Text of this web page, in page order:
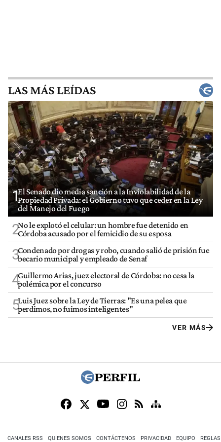
LAS MÁS LEÍDAS
1El Senado dio media sanción a la Inviolabilidad de la
Propiedad Privada: el Gobierno tuvo que ceder en la Ley
del Manejo del Fuego
2No le explotó el celular: un hombre fue detenido en
Córdoba acusado por el femicidio de su esposa
3Condenado por drogas y robo, cuando salió de prisión fue
becario municipal y empleado de Senaf
4Guillermo Arias, juez electoral de Córdoba: no cesa la
polémica por el concurso
5Luis Juez sobre la Ley de Tierras: "Es una pelea que
perdimos, no fuimos inteligentes"
VER MÁS
CANALES RSS QUIENES SOMOS CONTÁCTENOS PRIVACIDAD EQUIPO